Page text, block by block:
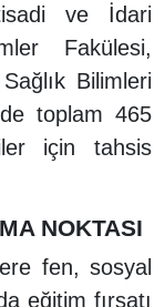
ve İdari
Fakülesi,
Bilimleri
toplam 465
için tahsis
NOKTASI
fen, sosyal
eğitim fırsatı